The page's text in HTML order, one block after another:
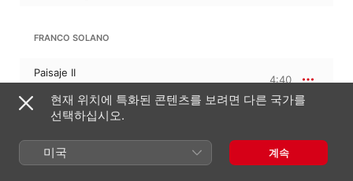
FRANCO SOLANO
Paisaje II
Carolina Aguirre Anderson
4:40
Curuzú
현재 위치에 특화된 콘텐츠를 보려면 다른 국가를
선택하십시오.
미국 계속